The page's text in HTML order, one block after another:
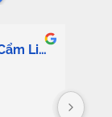
Cam Linh Tran (Trần Thị Cẩm Linh)